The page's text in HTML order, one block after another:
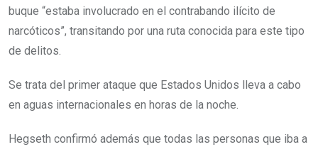
buque “estaba involucrado en el contrabando ilícito de
narcóticos”, transitando por una ruta conocida para este tipo
de delitos.
Se trata del primer ataque que Estados Unidos lleva a cabo
en aguas internacionales en horas de la noche.
Hegseth confirmó además que todas las personas que iba a